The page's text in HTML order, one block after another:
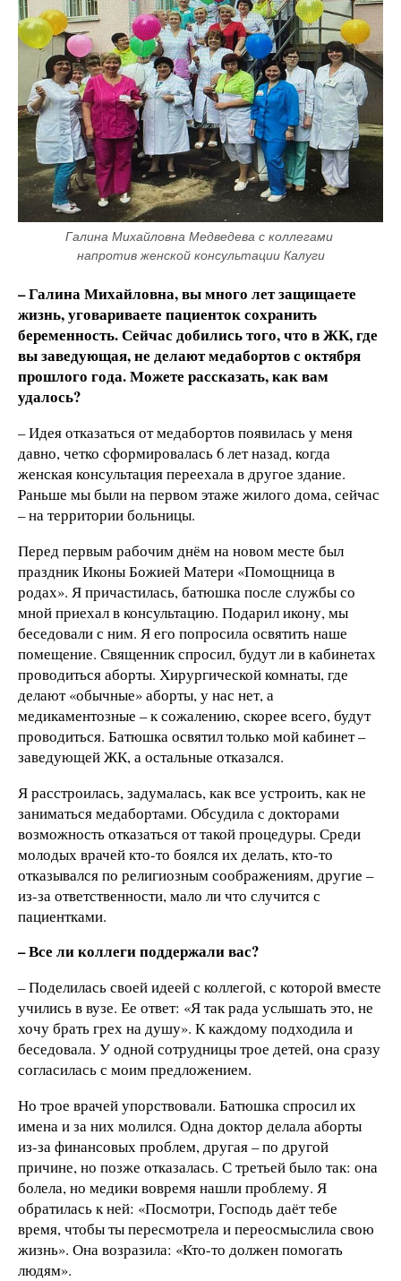
Галина Михайловна Медведева с коллегами
напротив женской консультации Калуги
– Галина Михайловна, вы много лет защищаете
жизнь, уговариваете пациенток сохранить
беременность. Сейчас добились того, что в ЖК, где
вы заведующая, не делают медабортов с октября
прошлого года. Можете рассказать, как вам
удалось?
– Идея отказаться от медабортов появилась у меня
давно, четко сформировалась 6 лет назад, когда
женская консультация переехала в другое здание.
Раньше мы были на первом этаже жилого дома, сейчас
– на территории больницы.
Перед первым рабочим днём на новом месте был
праздник Иконы Божией Матери «Помощница в
родах». Я причастилась, батюшка после службы со
мной приехал в консультацию. Подарил икону, мы
беседовали с ним. Я его попросила освятить наше
помещение. Священник спросил, будут ли в кабинетах
проводиться аборты. Хирургической комнаты, где
делают «обычные» аборты, у нас нет, а
медикаментозные – к сожалению, скорее всего, будут
проводиться. Батюшка освятил только мой кабинет –
заведующей ЖК, а остальные отказался.
Я расстроилась, задумалась, как все устроить, как не
заниматься медабортами. Обсудила с докторами
возможность отказаться от такой процедуры. Среди
молодых врачей кто-то боялся их делать, кто-то
отказывался по религиозным соображениям, другие –
из-за ответственности, мало ли что случится с
пациентками.
– Все ли коллеги поддержали вас?
– Поделилась своей идеей с коллегой, с которой вместе
учились в вузе. Ее ответ: «Я так рада услышать это, не
хочу брать грех на душу». К каждому подходила и
беседовала. У одной сотрудницы трое детей, она сразу
согласилась с моим предложением.
Но трое врачей упорствовали. Батюшка спросил их
имена и за них молился. Одна доктор делала аборты
из-за финансовых проблем, другая – по другой
причине, но позже отказалась. С третьей было так: она
болела, но медики вовремя нашли проблему. Я
обратилась к ней: «Посмотри, Господь даёт тебе
время, чтобы ты пересмотрела и переосмыслила свою
жизнь». Она возразила: «Кто-то должен помогать
людям».